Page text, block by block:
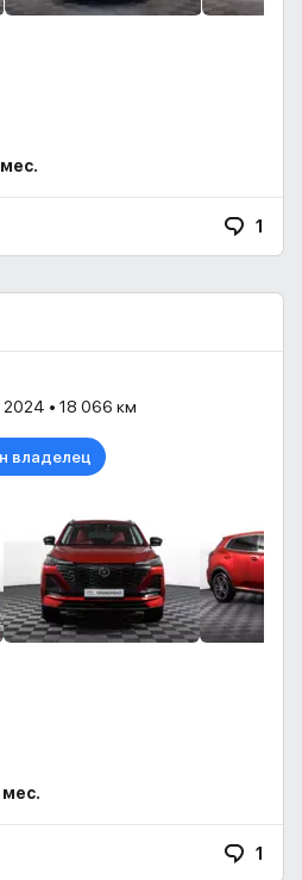
1
2024 • 18 066 км
владелец
мес.
1